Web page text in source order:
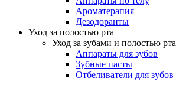
Ароматерапия
Дезодоранты
Уход за полостью рта
Уход за зубами и полостью рта
Аппараты для зубов
Зубные пасты
Отбеливатели для зубов